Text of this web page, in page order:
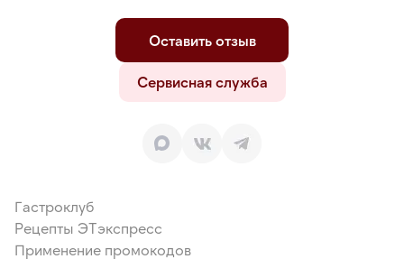
Оставить отзыв
Сервисная служба
Гастроклуб
Рецепты ЭТэкспресс
Применение промокодов